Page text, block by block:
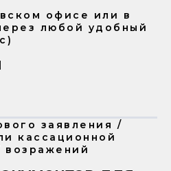
офисе или в
любой удобный
заявления /
кассационной